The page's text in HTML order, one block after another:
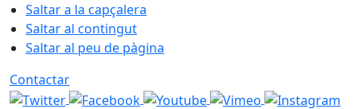
Saltar a la capçalera
Saltar al contingut
Saltar al peu de pàgina
Contactar